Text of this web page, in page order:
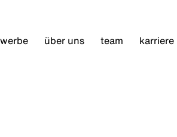
über uns team karriere